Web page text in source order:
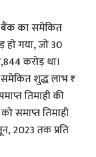
बैंक का समेकित
हो गया, जो 30
करोड़ था।
शुद्ध लाभ ₹
तिमाही की
समाप्त तिमाही
2023 तक प्रति